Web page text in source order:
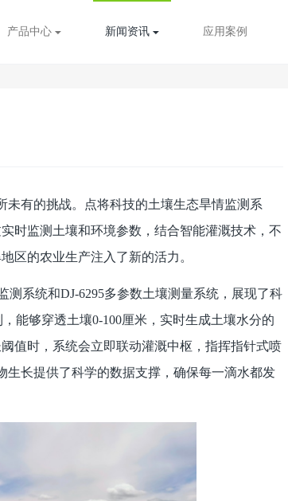
产品中心 新闻资讯 应用案例
有的挑战。点将科技的土壤生态旱情监测系
时监测土壤和环境参数，结合智能灌溉技术，不
区的农业生产注入了新的活力。
系统和DJ-6295多参数土壤测量系统，展现了科
能够穿透土壤0-100厘米，实时生成土壤水分的
值时，系统会立即联动灌溉中枢，指挥指针式喷
生长提供了科学的数据支撑，确保每一滴水都发